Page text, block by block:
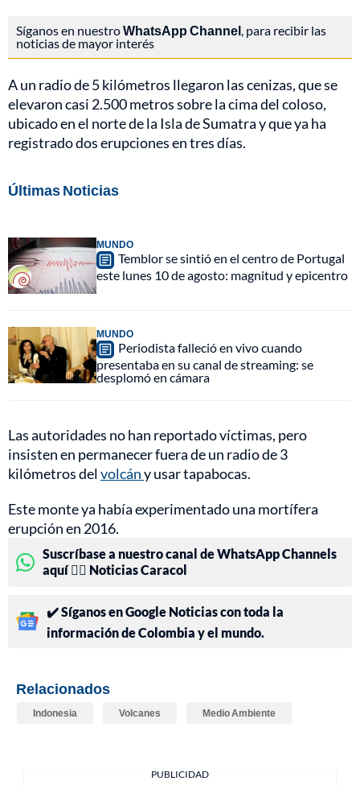
Síganos en nuestroWhatsApp Channel , para recibir las
noticias de mayor interés
A un radio de 5 kilómetros llegaron las cenizas, que se
elevaron casi 2.500 metros sobre la cima del coloso,
ubicado en el norte de la Isla de Sumatra y que ya ha
registrado dos erupciones en tres días.
Últimas Noticias
MUNDO
Temblor se sintió en el centro de Portugal
este lunes 10 de agosto: magnitud y epicentro
MUNDO
Periodista falleció en vivo cuando
presentaba en su canal de streaming: se
desplomó en cámara
Las autoridades no han reportado víctimas, pero
insisten en permanecer fuera de un radio de 3
kilómetros delvolcány usar tapabocas.
Este monte ya había experimentado una mortífera
erupción en 2016.
Suscríbase a nuestro canal de WhatsApp Channels
aquí 👉🏻 Noticias Caracol
✔️ Síganos en Google Noticias con toda la
información de Colombia y el mundo.
Relacionados
Indonesia Volcanes Medio Ambiente
PUBLICIDAD